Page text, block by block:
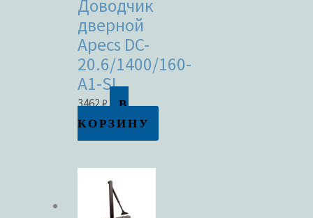
Доводчик
дверной
Apecs DC-
20.6/1400/160-
A1-SL
3462₽
В
КОРЗИНУ